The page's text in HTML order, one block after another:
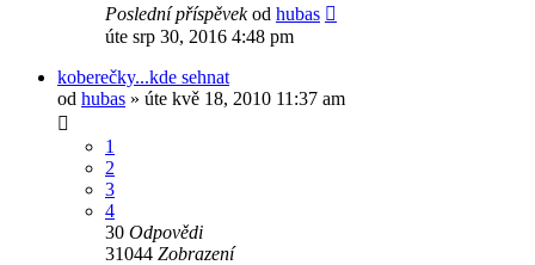
Poslední příspěvekod hubas
úte srp 30, 2016 4:48 pm
koberečky...kde sehnat
od hubas » úte kvě 18, 2010 11:37 am
1
2
3
4
30 Odpovědi
31044 Zobrazení